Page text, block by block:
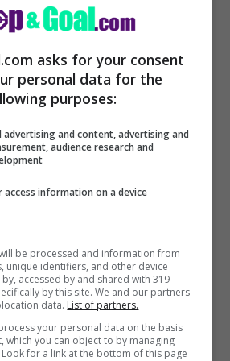
stato allontanato.
state attribuite solamente
a chi lo ha scelto. Il
ciecamente nelle qualità
ma la sua scelta di
non è stata vincente.
notizia ufficiale del suo
anche quella che
successore: stiamo
Pederzoli. Per
una promozione, visto che
dell’area scouting
asks for your consent
personal data for the
purposes:
advertising and content, advertising and
audience research and
access information on a device
be processed and information from
unique identifiers, and other device
accessed by and shared with 319
by this site. We and our partners
data. List of partners.
your personal data on the basis
which you can object to by managing
for a link at the bottom of this page